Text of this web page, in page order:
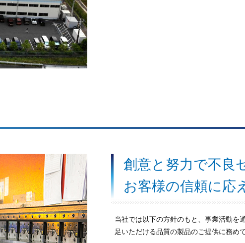
創意と努力で不良
お客様の信頼に応
当社では以下の方針のもと、事業活動を
足いただける品質の製品のご提供に務め